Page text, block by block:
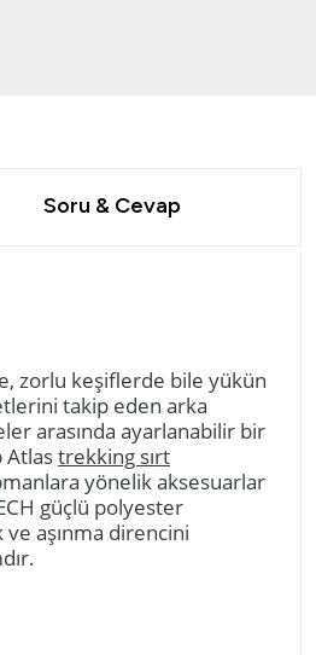
Soru & Cevap
zorlu keşiflerde bile yükün
takip eden arka
arasında ayarlanabilir bir
Atlastrekking sırt
yönelik aksesuarlar
güçlü polyester
aşınma direncini